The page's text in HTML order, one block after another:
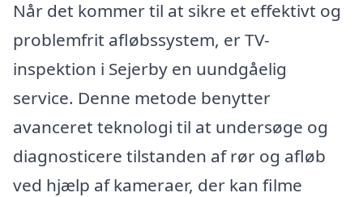
Når det kommer til at sikre et effektivt og
problemfrit afløbssystem, er TV-
inspektion i Sejerby en uundgåelig
service. Denne metode benytter
avanceret teknologi til at undersøge og
diagnosticere tilstanden af rør og afløb
ved hjælp af kameraer, der kan filme